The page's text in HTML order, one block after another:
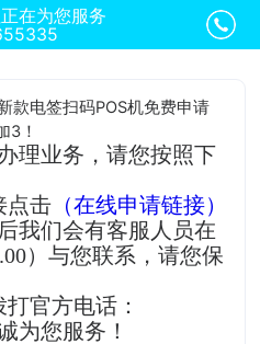
在为您服务
款电签扫码POS机免费申请
3！
理业务，请您按照下
点击 （在线申请链接）
我们会有客服人员在
）与您联系，请您保
官方电话：
为您服务！